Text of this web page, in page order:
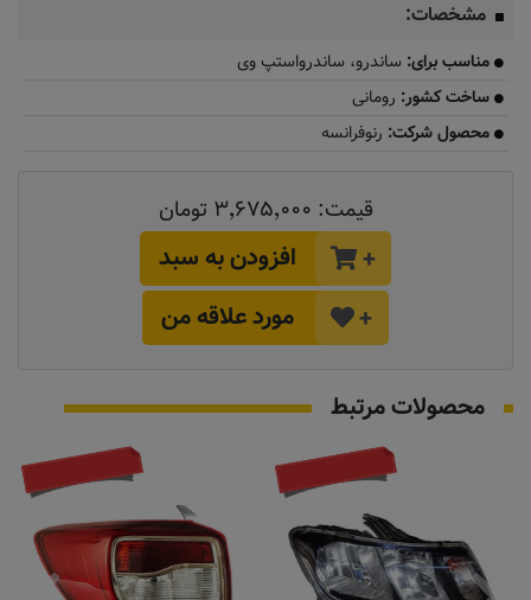
مشخصات:
مناسب برای: ساندرو، ساندرواستپ وی
ساخت کشور: رومانی
محصول شرکت: رنوفرانسه
قیمت: ۳٬۶۷۵٬۰۰۰ تومان
+
افزودن به سبد
+
مورد علاقه من
محصولات مرتبط
تماس بگیرید به زودی